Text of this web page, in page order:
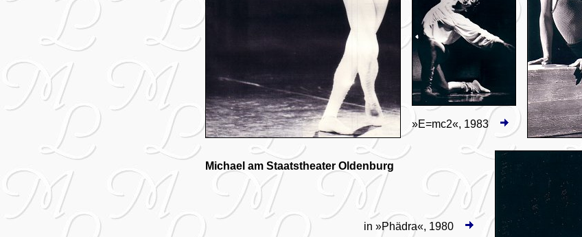
»E=mc2«, 1983
Michael am Staatstheater Oldenburg
in »Phädra«, 1980